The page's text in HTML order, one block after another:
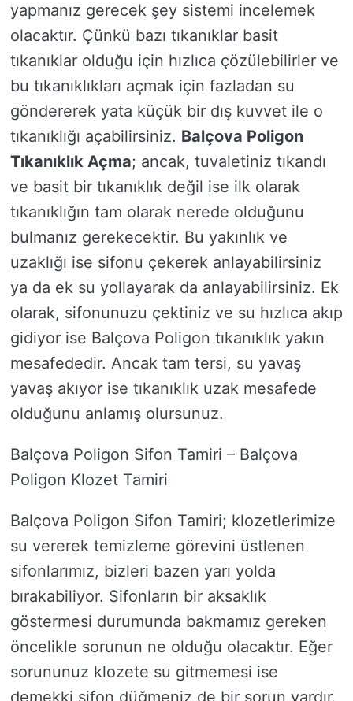
yapmanız gerecek şey sistemi incelemek
olacaktır. Çünkü bazı tıkanıklar basit
tıkanıklar olduğu için hızlıca çözülebilirler ve
bu tıkanıklıkları açmak için fazladan su
göndererek yata küçük bir dış kuvvet ile o
tıkanıklığı açabilirsiniz. Balçova Poligon
Tıkanıklık Açma; ancak, tuvaletiniz tıkandı
ve basit bir tıkanıklık değil ise ilk olarak
tıkanıklığın tam olarak nerede olduğunu
bulmanız gerekecektir. Bu yakınlık ve
uzaklığı ise sifonu çekerek anlayabilirsiniz
ya da ek su yollayarak da anlayabilirsiniz. Ek
olarak, sifonunuzu çektiniz ve su hızlıca akıp
gidiyor ise Balçova Poligon tıkanıklık yakın
mesafededir. Ancak tam tersi, su yavaş
yavaş akıyor ise tıkanıklık uzak mesafede
olduğunu anlamış olursunuz.
Balçova Poligon Sifon Tamiri – Balçova
Poligon Klozet Tamiri
Balçova Poligon Sifon Tamiri; klozetlerimize
su vererek temizleme görevini üstlenen
sifonlarımız, bizleri bazen yarı yolda
bırakabiliyor. Sifonların bir aksaklık
göstermesi durumunda bakmamız gereken
öncelikle sorunun ne olduğu olacaktır. Eğer
sorununuz klozete su gitmemesi ise
demekki sifon düğmeniz de bir sorun vardır.